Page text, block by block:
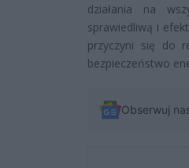
działania na
sprawiedliwą i
przyczyni się do
bezpieczeństwo
Obserwuj